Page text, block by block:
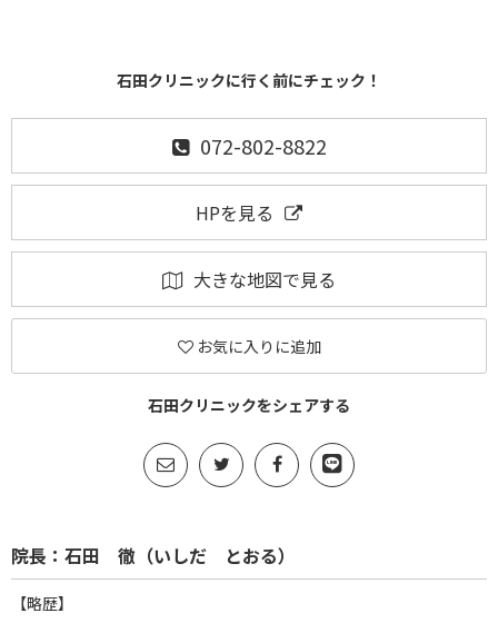
石田クリニックに行く前にチェック！
072-802-8822
HPを見る
大きな地図で見る
お気に入りに追加
石田クリニックをシェアする
院長：石田 徹（いしだ とおる）
【略歴】